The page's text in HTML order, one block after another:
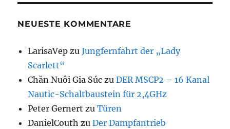
NEUESTE KOMMENTARE
LarisaVep zuJungfernfahrt der „Lady
Scarlett“
Chăn Nuôi Gia Súc zuDER MSCP2 – 16 Kanal
Nautic-Schaltbaustein für 2,4GHz
Peter Gernert zuTüren
DanielCouth zuDer Dampfantrieb